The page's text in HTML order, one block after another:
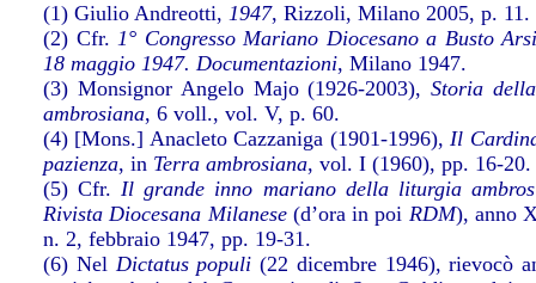
(1) Giulio Andreotti, 1947, Rizzoli, Milano 2005, p. 11.
(2) Cfr.1° Congresso Mariano Diocesano a Busto
18 maggio 1947. Documentazioni, Milano 1947.
(3) Monsignor Angelo Majo (1926-2003),Storia
ambrosiana, 6 voll., vol. V, p. 60.
(4) [Mons.] Anacleto Cazzaniga (1901-1996),Il
pazienza, in Terra ambrosiana, vol. I (1960), pp. 16-20.
(5) Cfr.Il grande inno mariano della liturgia
Rivista Diocesana Milanese(d’ora in poi RDM), anno
n. 2, febbraio 1947, pp. 19-31.
(6) Nel Dictatus populi (22 dicembre 1946), rievocò